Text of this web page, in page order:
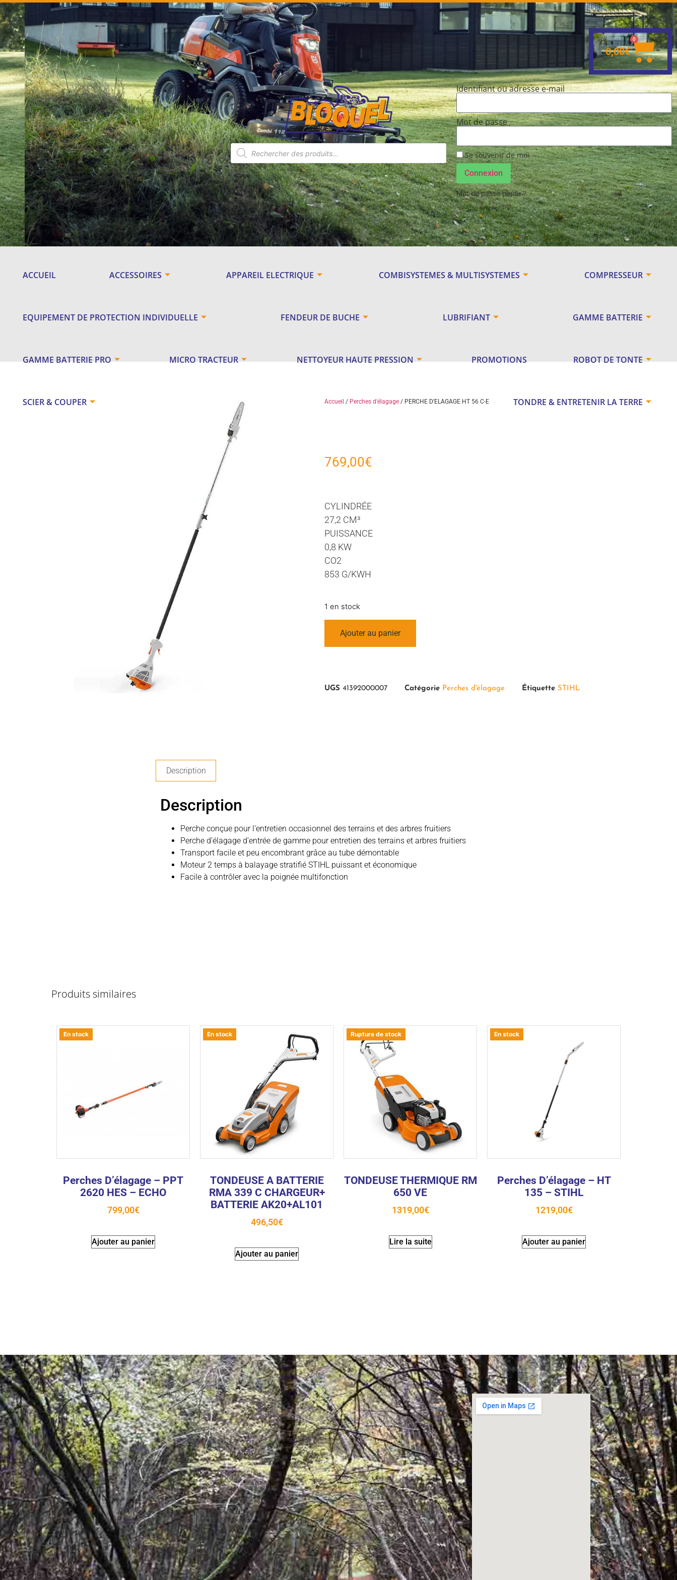
0,00€
0
Identifiant ou adresse e-mail
Mot de passe
Se souvenir de moi
Connexion
Mot de passe perdu ?
ACCUEIL ACCESSOIRES APPAREIL ELECTRIQUE COMBISYSTEMES & MULTISYSTEMES COMPRESSEUR
EQUIPEMENT DE PROTECTION INDIVIDUELLE FENDEUR DE BUCHE LUBRIFIANT GAMME BATTERIE
GAMME BATTERIE PRO MICRO TRACTEUR NETTOYEUR HAUTE PRESSION PROMOTIONS ROBOT DE TONTE
SCIER & COUPER TONDRE & ENTRETENIR LA TERRE
Accueil / Perches d'élagage / PERCHE D’ELAGAGE HT 56 C-E
769,00€
CYLINDRÉE
27,2 CM³
PUISSANCE
0,8 KW
CO2
853 G/KWH
1 en stock
Ajouter au panier
UGS41392000007 Catégorie Perches d'élagage Étiquette STIHL
Description
Description
Perche conçue pour l’entretien occasionnel des terrains et des arbres fruitiers
Perche d’élagage d’entrée de gamme pour entretien des terrains et arbres fruitiers
Transport facile et peu encombrant grâce au tube démontable
Moteur 2 temps à balayage stratifié STIHL puissant et économique
Facile à contrôler avec la poignée multifonction
Produits similaires
En stock
Perches D’élagage – PPT
2620 HES – ECHO
799,00€
Ajouter au panier
En stock
TONDEUSE A BATTERIE
RMA 339 C CHARGEUR+
BATTERIE AK20+AL101
496,50€
Ajouter au panier
Rupture de stock
TONDEUSE THERMIQUE RM
650 VE
1319,00€
Lire la suite
En stock
Perches D’élagage – HT
135 – STIHL
1219,00€
Ajouter au panier